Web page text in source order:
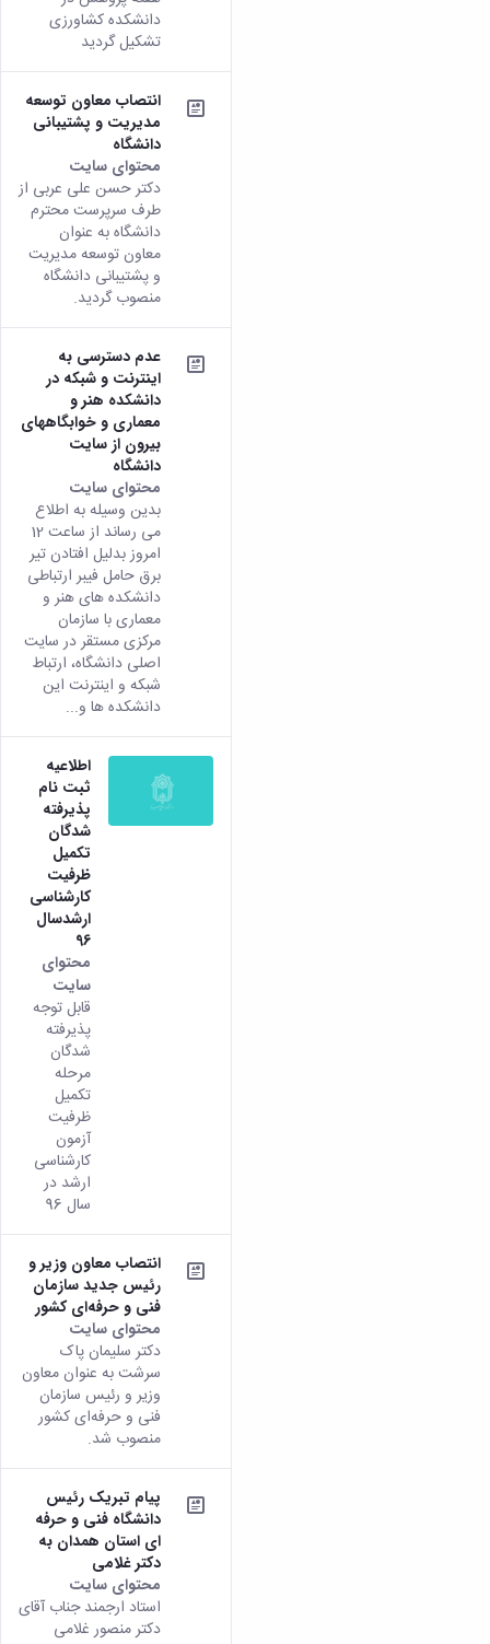
دانشکده کشاورزی
تشکیل گردید
انتصاب معاون توسعه
مدیریت و پشتیبانی
دانشگاه
محتوای سایت
دکتر حسن علی عربی از
طرف سرپرست محترم
دانشگاه به عنوان
معاون توسعه مدیریت
و پشتیبانی دانشگاه
منصوب ­گردید.
عدم دسترسی به
اینترنت و شبکه در
دانشکده هنر و
معماری و خوابگاههای
بیرون از سایت
دانشگاه
محتوای سایت
بدین وسیله به اطلاع
می رساند از ساعت 12
امروز بدلیل افتادن تیر
برق حامل فیبر ارتباطی
دانشکده های هنر و
معماری با سازمان
مرکزی مستقر در سایت
اصلی دانشگاه، ارتباط
شبکه و اینترنت این
دانشکده ها و...
اطلاعیه
ثبت نام
پذیرفته
شدگان
تکمیل
ظرفیت
کارشناسی
ارشدسال
96
محتوای
سایت
قابل توجه
پذیرفته
شدگان
مرحله
تکمیل
ظرفیت
آزمون
کارشناسی
ارشد در
سال 96
انتصاب معاون وزیر و
رئیس جدید سازمان
فنی و حرفه‌ای کشور
محتوای سایت
دکتر سلیمان پاک
سرشت به عنوان معاون
وزیر و رئیس سازمان
فنی و حرفه‌ای کشور
منصوب شد.
پیام تبریک رئیس
دانشگاه فنی و حرفه
ای استان همدان به
دکتر غلامی
محتوای سایت
استاد ارجمند جناب آقای
دکتر منصور غلامی